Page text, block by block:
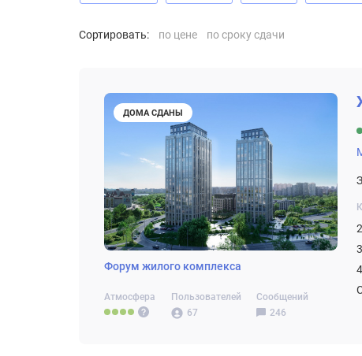
Сортировать: по цене по сроку сдачи
ДОМА СДАНЫ
Форум жилого комплекса
Атмосфера
Пользователей
67
Сообщений
246